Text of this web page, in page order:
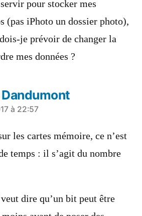
pour stocker mes
(pas iPhoto un dossier photo),
je prévoir de changer la
mes données ?
à 22:57
les cartes mémoire, ce n’est
temps : il s’agit du nombre
dire qu’un bit peut être